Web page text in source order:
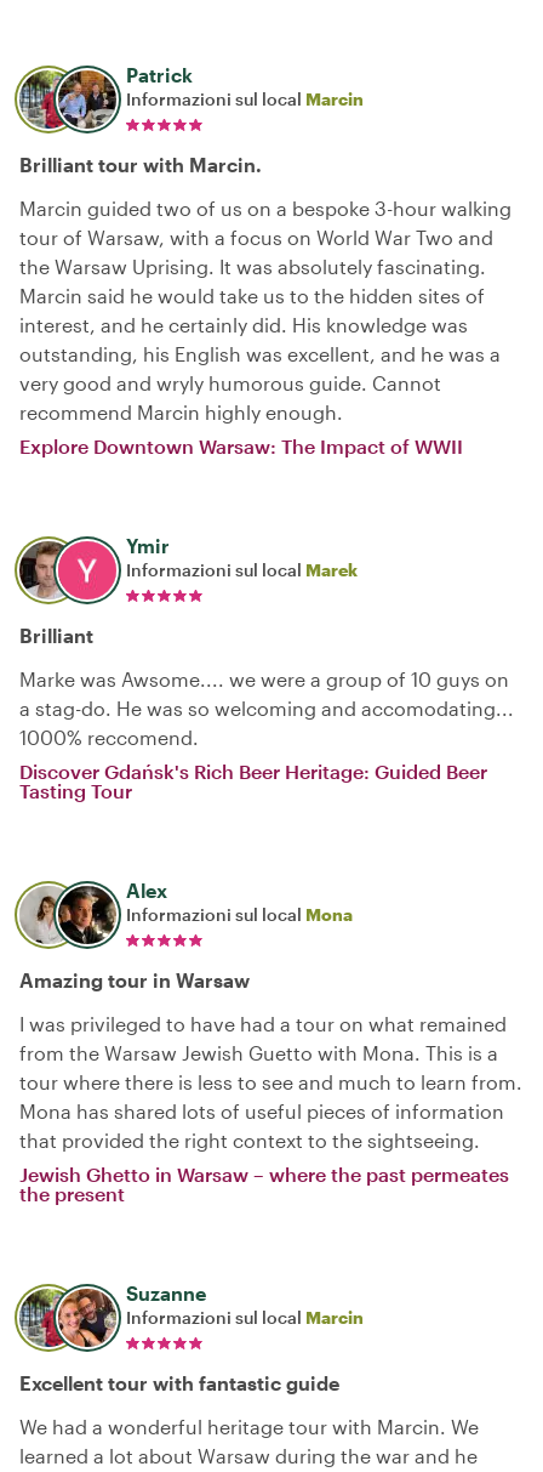
Patrick
Informazioni sul local Marcin
Brilliant tour with Marcin.
Marcin guided two of us on a bespoke 3-hour walking
tour of Warsaw, with a focus on World War Two and
the Warsaw Uprising. It was absolutely fascinating.
Marcin said he would take us to the hidden sites of
interest, and he certainly did. His knowledge was
outstanding, his English was excellent, and he was a
very good and wryly humorous guide. Cannot
recommend Marcin highly enough.
Explore Downtown Warsaw: The Impact of WWII
Ymir
Informazioni sul local Marek
Brilliant
Marke was Awsome.... we were a group of 10 guys on
a stag-do. He was so welcoming and accomodating...
1000% reccomend.
Discover Gdańsk's Rich Beer Heritage: Guided Beer
Tasting Tour
Alex
Informazioni sul local Mona
Amazing tour in Warsaw
I was privileged to have had a tour on what remained
from the Warsaw Jewish Guetto with Mona. This is a
tour where there is less to see and much to learn from.
Mona has shared lots of useful pieces of information
that provided the right context to the sightseeing.
Jewish Ghetto in Warsaw – where the past permeates
the present
Suzanne
Informazioni sul local Marcin
Excellent tour with fantastic guide
We had a wonderful heritage tour with Marcin. We
learned a lot about Warsaw during the war and he